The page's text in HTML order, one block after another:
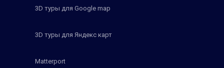
3D туры для Google map
3D туры для Яндекс карт
Matterport